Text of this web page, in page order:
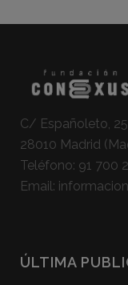
C/ Españoleto,
28010 Madrid
Teléfono: 91 700
Email:
ÚLTIMA